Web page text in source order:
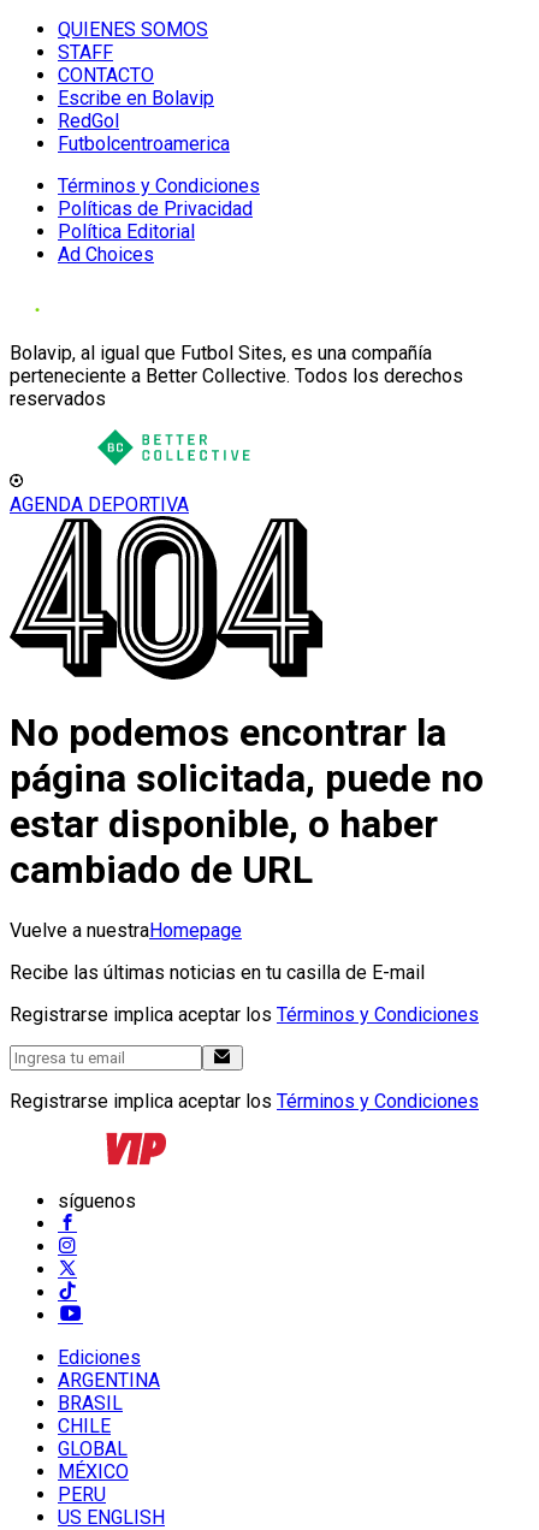
QUIENES SOMOS
STAFF
CONTACTO
Escribe en Bolavip
RedGol
Futbolcentroamerica
Términos y Condiciones
Políticas de Privacidad
Política Editorial
Ad Choices
Bolavip, al igual que Futbol Sites, es una compañía
perteneciente a Better Collective. Todos los derechos
reservados
AGENDA DEPORTIVA
No podemos encontrar la
página solicitada, puede no
estar disponible, o haber
cambiado de URL
Vuelve a nuestraHomepage
Recibe las últimas noticias en tu casilla de E-mail
Registrarse implica aceptar los Términos y Condiciones
Registrarse implica aceptar los Términos y Condiciones
síguenos
Ediciones
ARGENTINA
BRASIL
CHILE
GLOBAL
MÉXICO
PERU
US ENGLISH